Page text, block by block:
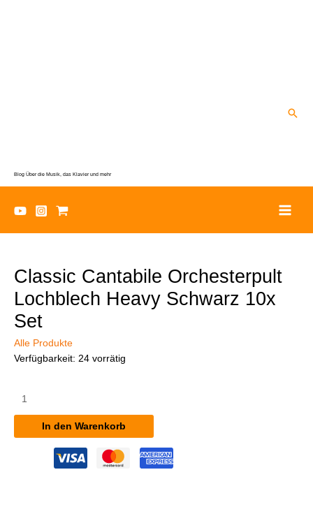
Blog Über die Musik, das Klavier und mehr
Classic Cantabile Orchesterpult
Lochblech Heavy Schwarz 10x
Set
Alle Produkte
Verfügbarkeit: 24 vorrätig
Cantabile
Orchesterpult
Lochblech
In den Warenkorb